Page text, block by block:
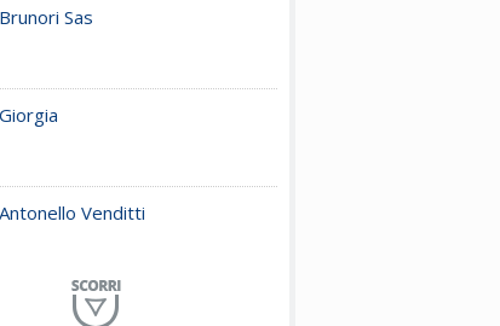
Brunori Sas
Giorgia
Antonello Venditti
Planet Funk